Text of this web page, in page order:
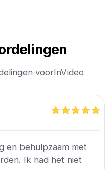
voorInVideo
en behulpzaam met
Ik had het niet